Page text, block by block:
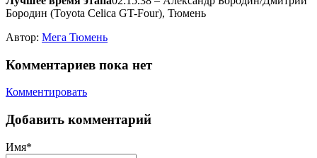
Бородин (Toyota Celica GT-Four), Тюмень
Автор: Мега Тюмень
Комментариев пока нет
Комментировать
Добавить комментарий
Имя*